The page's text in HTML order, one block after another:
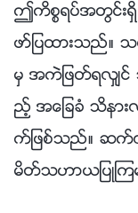
ဤကိစၥရပ္အတြင္း
ဖာ္ျပထားသည္။
မွ အကဲျဖတ္ရလွ်င္
ည့္ အေျခခံ သိနာ
က္ျဖစ္သည္။ ဆက္လ
မိတ္သဟာယျပဳၾက